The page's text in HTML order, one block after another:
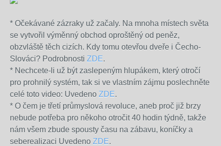
* Očekávané zázraky už začaly. Na mnoha místech světa
se vytvořil výměnný obchod oproštěný od peněz,
obzvláště těch cizích. Kdy tomu otevřou dveře i Čecho-
Slováci? Podrobnosti ZDE.
* Nechcete-li už být zaslepeným hlupákem, který otročí
pro prohnilý systém, tak si ve vlastním zájmu poslechněte
celé toto video: Uvedeno ZDE.
* O čem je třetí průmyslová revoluce, aneb proč již brzy
nebude potřeba pro někoho otročit 40 hodin týdně, takže
nám všem zbude spousty času na zábavu, koníčky a
seberealizaci Uvedeno ZDE.